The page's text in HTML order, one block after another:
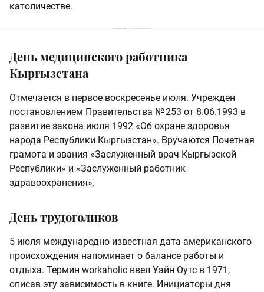
католичестве.
День медицинского работника
Кыргызстана
Отмечается в первое воскресенье июля. Учрежден
постановлением Правительства № 253 от 8.06.1993 в
развитие закона июля 1992 «Об охране здоровья
народа Республики Кыргызстан». Вручаются Почетная
грамота и звания «Заслуженный врач Кыргызской
Республики» и «Заслуженный работник
здравоохранения».
День трудоголиков
5 июля международно известная дата американского
происхождения напоминает о балансе работы и
отдыха. Термин workaholic ввел Уэйн Оутс в 1971,
описав эту зависимость в книге. Инициаторы дня